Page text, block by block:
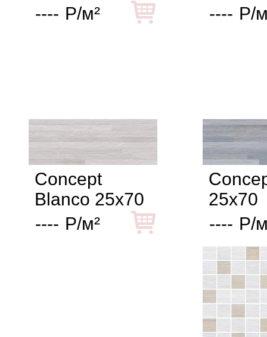
---- Р/м²
---- Р/
Concept
Blanco 25x70
---- Р/м²
25x70
---- Р/